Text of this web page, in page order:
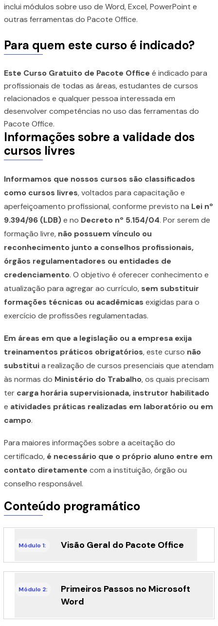
inclui módulos sobre uso de Word, Excel, PowerPoint e
outras ferramentas do Pacote Office.
Para quem este curso é indicado?
Este Curso Gratuito de Pacote Office é indicado para
profissionais de todas as áreas, estudantes de cursos
relacionados e qualquer pessoa interessada em
desenvolver competências no uso das ferramentas do
Pacote Office.
Informações sobre a validade dos
cursos livres
Informamos que nossos cursos são classificados
como cursos livres, voltados para capacitação e
aperfeiçoamento profissional, conforme previsto na Lei nº
9.394/96 (LDB)e no Decreto nº 5.154/04. Por serem de
formação livre, não possuem vínculo ou
reconhecimento junto a conselhos profissionais,
órgãos regulamentadores ou entidades de
credenciamento. O objetivo é oferecer conhecimento e
atualização para agregar ao currículo, sem substituir
formações técnicas ou acadêmicas exigidas para o
exercício de profissões regulamentadas.
Em áreas em que a legislação ou a empresa exija
treinamentos práticos obrigatórios, este curso não
substituia realização de cursos presenciais que atendam
às normas do Ministério do Trabalho, os quais precisam
ter carga horária supervisionada, instrutor habilitado
e atividades práticas realizadas em laboratório ou em
campo.
Para maiores informações sobre a aceitação do
certificado, é necessário que o próprio aluno entre em
contato diretamente com a instituição, órgão ou
conselho responsável.
Conteúdo programático
Módulo 1: Visão Geral do Pacote Office
Módulo 2:
Primeiros Passos no Microsoft
Word